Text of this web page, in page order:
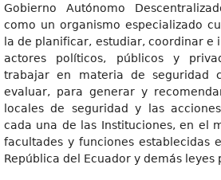
Gobierno Autónomo
como un organismo especializado
la de planificar, estudiar, coordinar e
actores políticos, públicos y
trabajar en materia de seguridad
evaluar, para generar y
locales de seguridad y las
cada una de las Instituciones, en el
facultades y funciones establecidas
República del Ecuador y demás leyes